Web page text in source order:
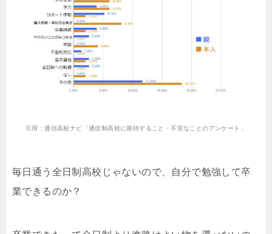
引用：通信高校ナビ「通信制高校に期待すること・不安なことのアンケート」
毎日通う全日制高校じゃないので、自分で勉強して卒
業できるのか？